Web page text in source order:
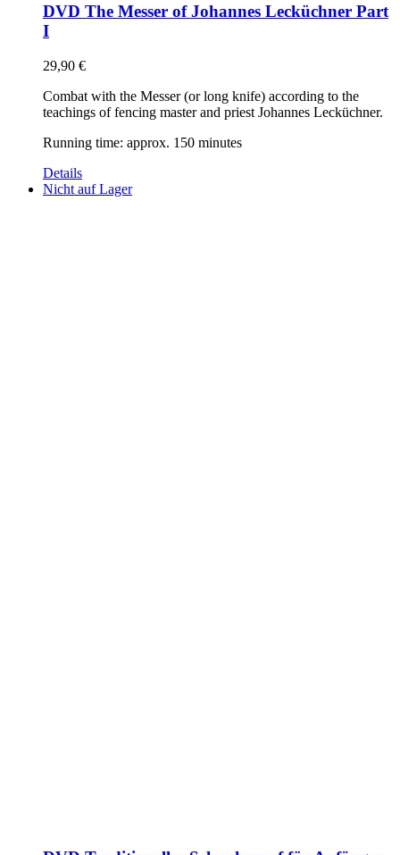
DVD The Messer of Johannes Lecküchner Part
I
29,90 €
Combat with the Messer (or long knife) according to the
teachings of fencing master and priest Johannes Lecküchner.
Running time: approx. 150 minutes
Details
Nicht auf Lager